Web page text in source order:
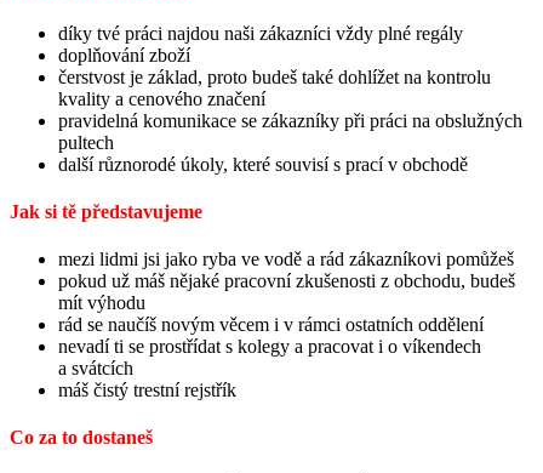
díky tvé práci najdou naši zákazníci vždy plné regály
doplňování zboží
čerstvost je základ, proto budeš také dohlížet na kontrolu
kvality a cenového značení
pravidelná komunikace se zákazníky při práci na obslužných
pultech
další různorodé úkoly, které souvisí s prací v obchodě
Jak si tě představujeme
mezi lidmi jsi jako ryba ve vodě a rád zákazníkovi pomůžeš
pokud už máš nějaké pracovní zkušenosti z obchodu, budeš
mít výhodu
rád se naučíš novým věcem i v rámci ostatních oddělení
nevadí ti se prostřídat s kolegy a pracovat i o víkendech
a svátcích
máš čistý trestní rejstřík
Co za to dostaneš